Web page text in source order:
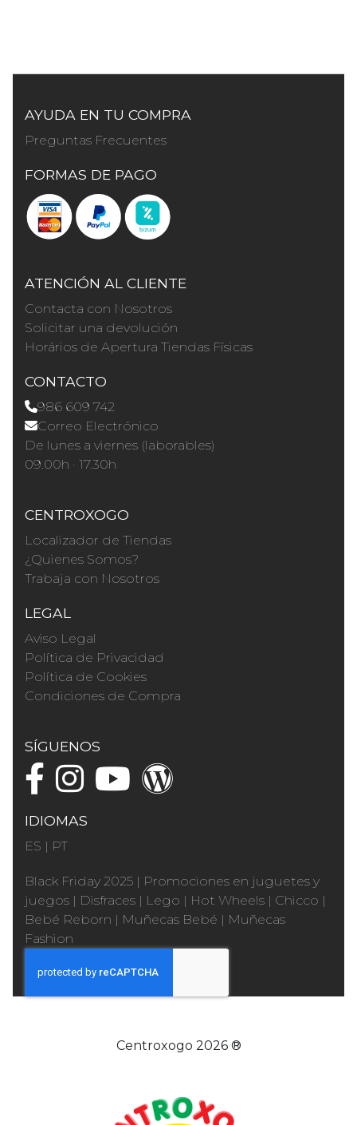
AYUDA EN TU COMPRA
Preguntas Frecuentes
FORMAS DE PAGO
ATENCIÓN AL CLIENTE
Contacta con Nosotros
Solicitar una devolución
Horários de Apertura Tiendas Físicas
CONTACTO
986 609 742
Correo Electrónico
De lunes a viernes (laborables)
09.00h · 17.30h
CENTROXOGO
Localizador de Tiendas
¿Quienes Somos?
Trabaja con Nosotros
LEGAL
Aviso Legal
Política de Privacidad
Política de Cookies
Condiciones de Compra
SÍGUENOS
IDIOMAS
ES | PT
Black Friday 2025 | Promociones en juguetes y
juegos | Disfraces | Lego | Hot Wheels | Chicco |
Bebé Reborn | Muñecas Bebé | Muñecas
Fashion
Centroxogo 2026 ®